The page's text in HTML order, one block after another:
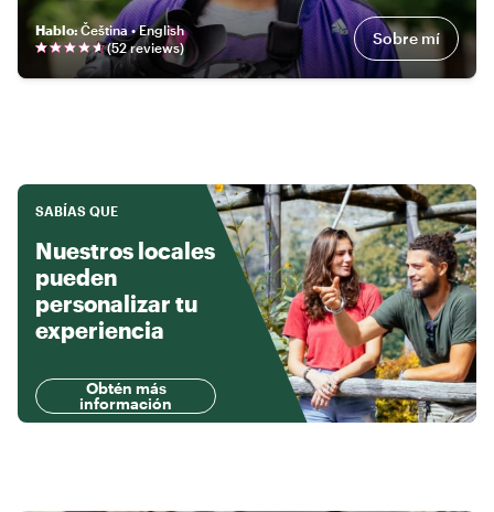
Hablo:Čeština • English
(52reviews) Sobre mí
SABÍAS QUE
Nuestros locales
pueden
personalizar tu
experiencia
Obtén más
información